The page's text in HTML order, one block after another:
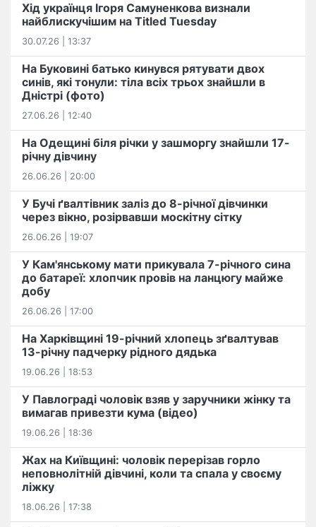
Хід українця Ігоря Самуненкова визнали
найблискучішим на Titled Tuesday
30.07.26 | 13:37
На Буковині батько кинувся рятувати двох
синів, які тонули: тіла всіх трьох знайшли в
Дністрі (фото)
27.06.26 | 12:40
На Одещині біля річки у зашморгу знайшли 17-
річну дівчину
26.06.26 | 20:00
У Бучі ґвалтівник заліз до 8-річної дівчинки
через вікно, розірвавши москітну сітку
26.06.26 | 19:07
У Кам'янському мати прикувала 7-річного сина
до батареї: хлопчик провів на ланцюгу майже
добу
26.06.26 | 17:00
На Харківщині 19-річний хлопець​ ️зґвалтував
13-річну падчерку рідного дядька
19.06.26 | 18:53
У Павлограді чоловік взяв у заручники жінку та
вимагав привезти кума (відео)
19.06.26 | 18:36
Жах на Київщині: чоловік перерізав горло
неповнолітній дівчині, коли та спала у своєму
ліжку
18.06.26 | 17:38